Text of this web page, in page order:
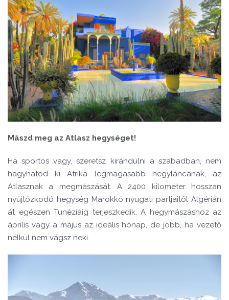
Mászd meg az Atlasz hegységet!
Ha sportos vagy, szeretsz kirándulni a szabadban, nem
hagyhatod ki Afrika legmagasabb hegyláncának, az
Atlasznak a megmászását. A 2400 kilométer hosszan
nyújtózkodó hegység Marokkó nyugati partjaitól Algérián
át egészen Tunéziáig terjeszkedik. A hegymászáshoz az
április vagy a május az ideális hónap, de jobb, ha vezető
nélkül nem vágsz neki.